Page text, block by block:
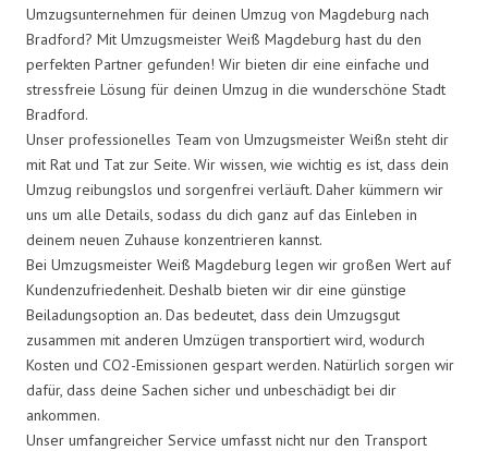
Umzugsunternehmen für deinen Umzug von Magdeburg nach
Bradford? Mit Umzugsmeister Weiß Magdeburg hast du den
perfekten Partner gefunden! Wir bieten dir eine einfache und
stressfreie Lösung für deinen Umzug in die wunderschöne Stadt
Bradford.
Unser professionelles Team von Umzugsmeister Weißn steht dir
mit Rat und Tat zur Seite. Wir wissen, wie wichtig es ist, dass dein
Umzug reibungslos und sorgenfrei verläuft. Daher kümmern wir
uns um alle Details, sodass du dich ganz auf das Einleben in
deinem neuen Zuhause konzentrieren kannst.
Bei Umzugsmeister Weiß Magdeburg legen wir großen Wert auf
Kundenzufriedenheit. Deshalb bieten wir dir eine günstige
Beiladungsoption an. Das bedeutet, dass dein Umzugsgut
zusammen mit anderen Umzügen transportiert wird, wodurch
Kosten und CO2-Emissionen gespart werden. Natürlich sorgen wir
dafür, dass deine Sachen sicher und unbeschädigt bei dir
ankommen.
Unser umfangreicher Service umfasst nicht nur den Transport